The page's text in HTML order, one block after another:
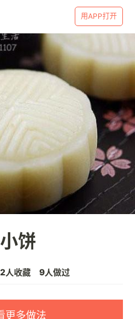
用APP打开
饼
人收藏 9人做过
更多做法